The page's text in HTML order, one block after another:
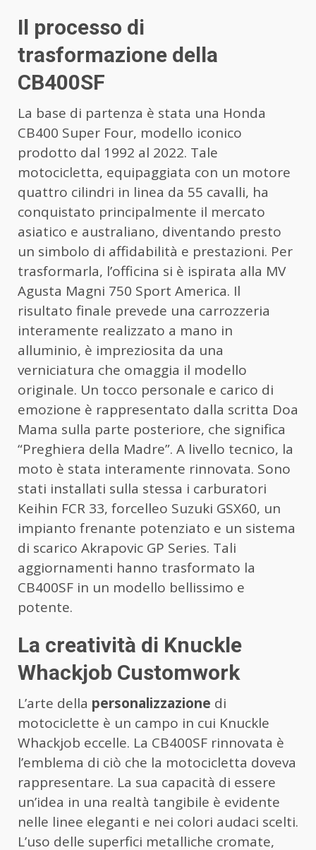
Il processo di
trasformazione della
CB400SF
La base di partenza è stata una Honda
CB400 Super Four, modello iconico
prodotto dal 1992 al 2022. Tale
motocicletta, equipaggiata con un motore
quattro cilindri in linea da 55 cavalli, ha
conquistato principalmente il mercato
asiatico e australiano, diventando presto
un simbolo di affidabilità e prestazioni. Per
trasformarla, l’officina si è ispirata alla MV
Agusta Magni 750 Sport America. Il
risultato finale prevede una carrozzeria
interamente realizzato a mano in
alluminio, è impreziosita da una
verniciatura che omaggia il modello
originale. Un tocco personale e carico di
emozione è rappresentato dalla scritta Doa
Mama sulla parte posteriore, che significa
“Preghiera della Madre”. A livello tecnico, la
moto è stata interamente rinnovata. Sono
stati installati sulla stessa i carburatori
Keihin FCR 33, forcelleo Suzuki GSX60, un
impianto frenante potenziato e un sistema
di scarico Akrapovic GP Series. Tali
aggiornamenti hanno trasformato la
CB400SF in un modello bellissimo e
potente.
La creatività di Knuckle
Whackjob Customwork
L’arte della personalizzazione di
motociclette è un campo in cui Knuckle
Whackjob eccelle. La CB400SF rinnovata è
l’emblema di ciò che la motocicletta doveva
rappresentare. La sua capacità di essere
un’idea in una realtà tangibile è evidente
nelle linee eleganti e nei colori audaci scelti.
L’uso delle superfici metalliche cromate,